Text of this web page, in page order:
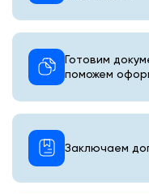
Готовим
поможем
Заключаем